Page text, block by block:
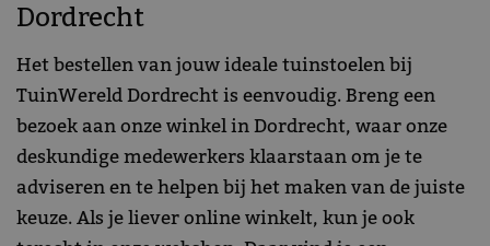
Dordrecht
Het bestellen van jouw ideale tuinstoelen bij
TuinWereld Dordrecht is eenvoudig. Breng een
bezoek aan onze winkel in Dordrecht, waar onze
deskundige medewerkers klaarstaan om je te
adviseren en te helpen bij het maken van de juiste
keuze. Als je liever online winkelt, kun je ook